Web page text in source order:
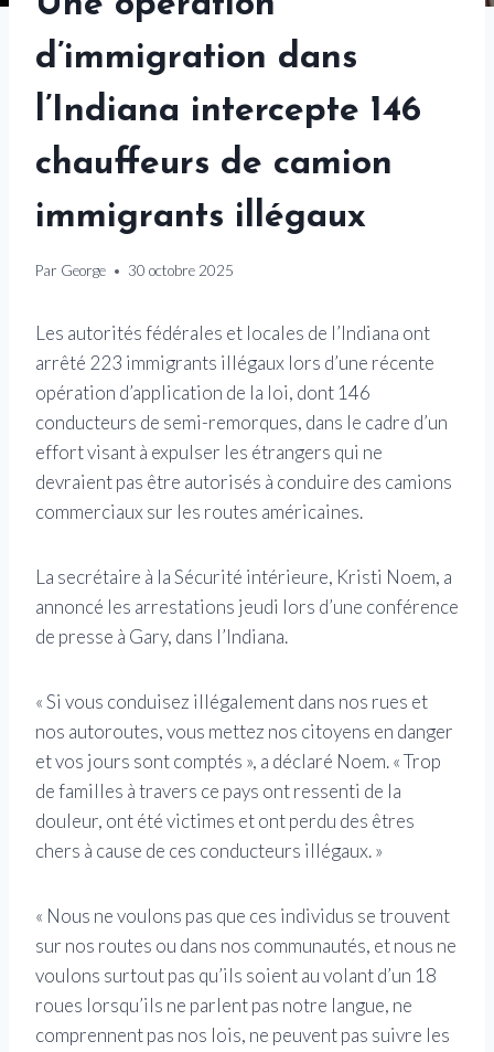
d’immigration dans
l’Indiana intercepte 146
chauffeurs de camion
immigrants illégaux
Par George 30 octobre 2025
Les autorités fédérales et locales de l’Indiana ont
arrêté 223 immigrants illégaux lors d’une récente
opération d’application de la loi, dont 146
conducteurs de semi-remorques, dans le cadre d’un
effort visant à expulser les étrangers qui ne
devraient pas être autorisés à conduire des camions
commerciaux sur les routes américaines.
La secrétaire à la Sécurité intérieure, Kristi Noem, a
annoncé les arrestations jeudi lors d’une conférence
de presse à Gary, dans l’Indiana.
« Si vous conduisez illégalement dans nos rues et
nos autoroutes, vous mettez nos citoyens en danger
et vos jours sont comptés », a déclaré Noem. « Trop
de familles à travers ce pays ont ressenti de la
douleur, ont été victimes et ont perdu des êtres
chers à cause de ces conducteurs illégaux. »
« Nous ne voulons pas que ces individus se trouvent
sur nos routes ou dans nos communautés, et nous ne
voulons surtout pas qu’ils soient au volant d’un 18
roues lorsqu’ils ne parlent pas notre langue, ne
comprennent pas nos lois, ne peuvent pas suivre les